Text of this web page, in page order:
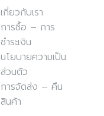
เกี่ยวกับเรา
การซื้อ – การ
ชำระเงิน
นโยบายความเป็น
ส่วนตัว
การจัดส่ง – คืน
สินค้า